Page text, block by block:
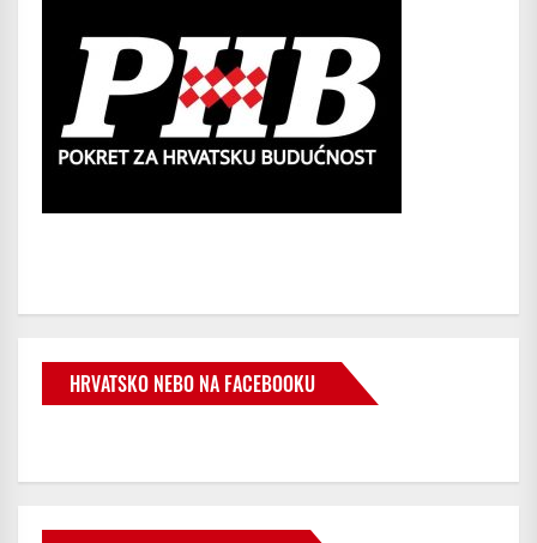
HRVATSKO NEBO NA FACEBOOKU